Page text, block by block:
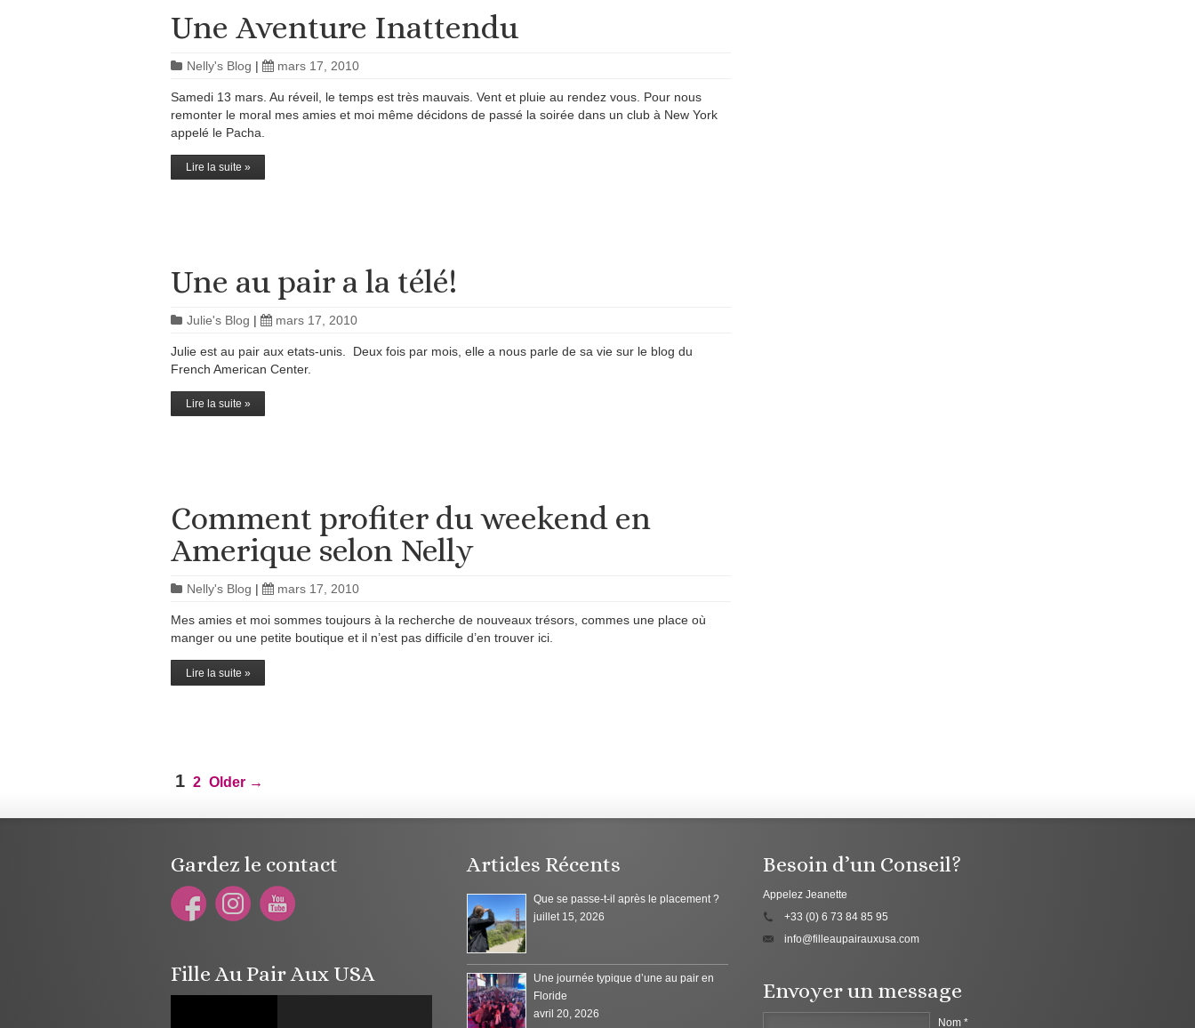
Une Aventure Inattendu
Nelly's Blog | mars 17, 2010
Samedi 13 mars. Au réveil, le temps est très mauvais. Vent et pluie au rendez vous. Pour nous
remonter le moral mes amies et moi même décidons de passé la soirée dans un club à New York
appelé le Pacha.
Lire la suite »
Une au pair a la télé!
Julie's Blog | mars 17, 2010
Julie est au pair aux etats-unis. Deux fois par mois, elle a nous parle de sa vie sur le blog du
French American Center.
Lire la suite »
Comment profiter du weekend en
Amerique selon Nelly
Nelly's Blog | mars 17, 2010
Mes amies et moi sommes toujours à la recherche de nouveaux trésors, commes une place où
manger ou une petite boutique et il n’est pas difficile d’en trouver ici.
Lire la suite »
Pagination
des
1 2 Older →
Gardez le contact
Fille Au Pair Aux USA
Articles Récents
Que se passe-t-il après le placement ?
juillet 15, 2026
Une journée typique d’une au pair en
Floride
avril 20, 2026
Besoin d’un Conseil?
Appelez Jeanette
+33 (0) 6 73 84 85 95
info@filleaupairauxusa.com
Envoyer un message
Nom *